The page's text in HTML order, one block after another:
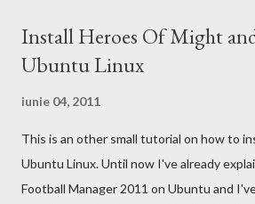
care face acest lucru. Ramane la decizia
cautare sa folositi!
Install Heroes Of Might
Ubuntu Linux
iunie 04, 2011
This is an other small tutorial on how to
Ubuntu Linux. Until now I've already
Football Manager 2011 on Ubuntu and